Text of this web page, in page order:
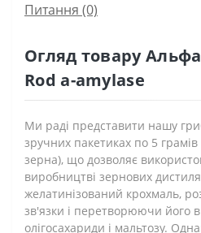
Питання (0)
Огляд товару
Rod a-amylase
Ми раді представити нашу
зручних пакетиках по 5
зерна), що дозволяє
виробництві зернових
желатинізований крохмаль,
зв'язки і перетворюючи його
олігосахариди і мальтозу.